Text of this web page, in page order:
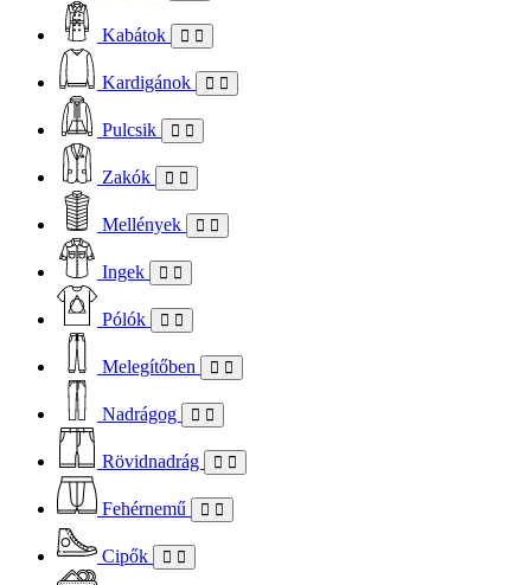
Kabátok
Kardigánok
Pulcsik
Zakók
Mellények
Ingek
Pólók
Melegítőben
Nadrágog
Rövidnadrág
Fehérnemű
Cipők